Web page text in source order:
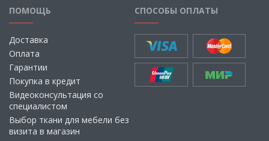
ПОМОЩЬ
Доставка
Оплата
Гарантии
Покупка в кредит
Видеоконсультация со
специалистом
Выбор ткани для мебели без
визита в магазин
СПОСОБЫ ОПЛАТЫ